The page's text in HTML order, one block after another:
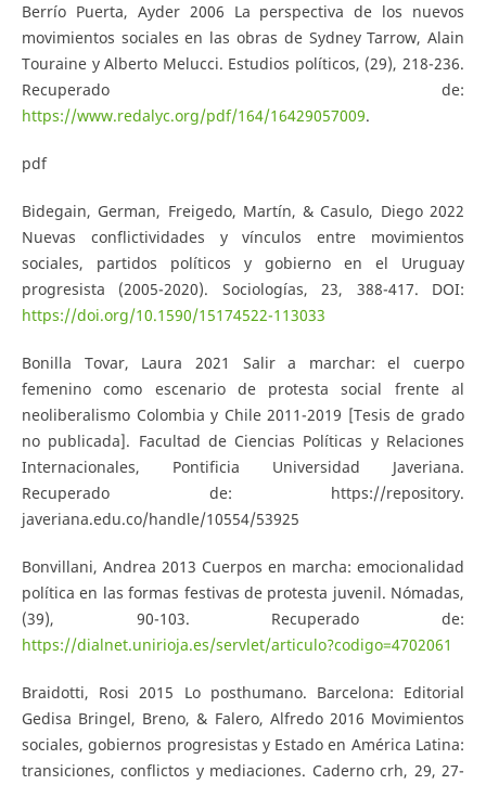
Berrío Puerta, Ayder 2006 La perspectiva de los nuevos
movimientos sociales en las obras de Sydney Tarrow, Alain
Touraine y Alberto Melucci. Estudios políticos, (29), 218-236.
Recuperado de:
https://www.redalyc.org/pdf/164/16429057009.
pdf
Bidegain, German, Freigedo, Martín, & Casulo, Diego 2022
Nuevas conflictividades y vínculos entre movimientos
sociales, partidos políticos y gobierno en el Uruguay
progresista (2005-2020). Sociologías, 23, 388-417. DOI:
https://doi.org/10.1590/15174522-113033
Bonilla Tovar, Laura 2021 Salir a marchar: el cuerpo
femenino como escenario de protesta social frente al
neoliberalismo Colombia y Chile 2011-2019 [Tesis de grado
no publicada]. Facultad de Ciencias Políticas y Relaciones
Internacionales, Pontificia Universidad Javeriana.
Recuperado de: https://repository.
javeriana.edu.co/handle/10554/53925
Bonvillani, Andrea 2013 Cuerpos en marcha: emocionalidad
política en las formas festivas de protesta juvenil. Nómadas,
(39), 90-103. Recuperado de:
https://dialnet.unirioja.es/servlet/articulo?codigo=4702061
Braidotti, Rosi 2015 Lo posthumano. Barcelona: Editorial
Gedisa Bringel, Breno, & Falero, Alfredo 2016 Movimientos
sociales, gobiernos progresistas y Estado en América Latina:
transiciones, conflictos y mediaciones. Caderno crh, 29, 27-